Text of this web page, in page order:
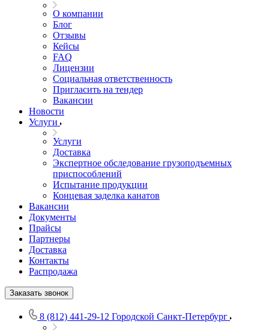
О компании
Блог
Отзывы
Кейсы
FAQ
Лицензии
Социальная ответственность
Пригласить на тендер
Вакансии
Новости
Услуги
Услуги
Доставка
Экспертное обследование грузоподъемных
приспособлений
Испытание продукции
Концевая заделка канатов
Вакансии
Документы
Прайсы
Партнеры
Доставка
Контакты
Распродажа
Заказать звонок
8 (812) 441-29-12 Городской Санкт-Петербург